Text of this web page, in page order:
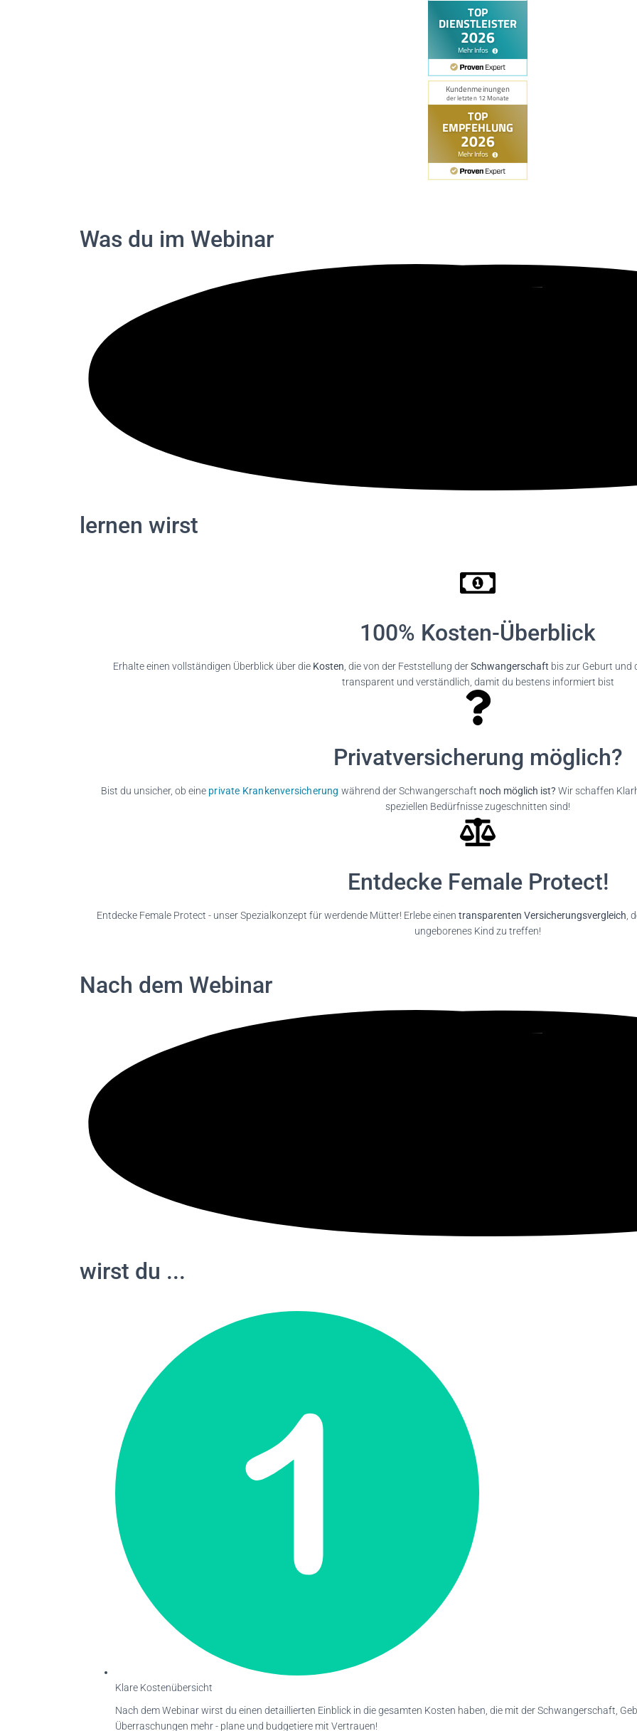
Was du im Webinar
lernen wirst
100% Kosten-Überblick
Erhalte einen vollständigen Überblick über die Kosten , die von der Feststellung derSchwangerschaft bis zur Geburt und
transparent und verständlich, damit du bestens informiert bist
Privatversicherung möglich?
Bist du unsicher, ob eine private Krankenversicherung während der Schwangerschaft noch möglich ist? Wir schaffen
speziellen Bedürfnisse zugeschnitten sind!
Entdecke Female Protect!
Entdecke Female Protect - unser Spezialkonzept für werdende Mütter! Erlebe einen transparenten Versicherungsvergleich ,
ungeborenes Kind zu treffen!
Nach dem Webinar
wirst du ...
Klare Kostenübersicht
Nach dem Webinar wirst du einen detaillierten Einblick in die gesamten Kosten haben, die mit der Schwangerschaft,
Überraschungen mehr - plane und budgetiere mit Vertrauen!